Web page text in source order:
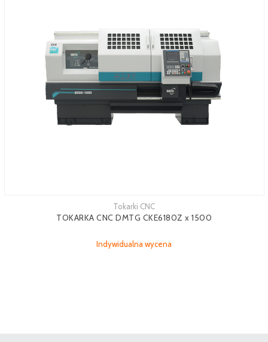
Tokarki CNC
TOKARKA CNC DMTG CKE6180Z x 1500
Indywidualna wycena